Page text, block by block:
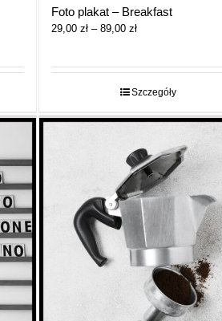
Foto plakat – Breakfast
29,00 zł – 89,00 złZakres
29,00 zł
do
Szczegóły